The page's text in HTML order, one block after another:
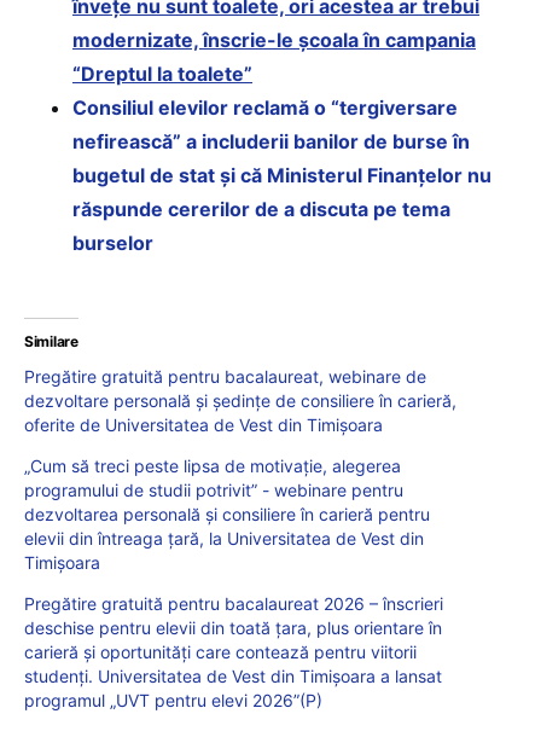
învețe nu sunt toalete, ori acestea ar trebui
modernizate, înscrie-le școala în campania
“Dreptul la toalete”
Consiliul elevilor reclamă o “tergiversare
nefirească” a includerii banilor de burse în
bugetul de stat și că Ministerul Finanțelor nu
răspunde cererilor de a discuta pe tema
burselor
Similare
Pregătire gratuită pentru bacalaureat, webinare de
dezvoltare personală și ședințe de consiliere în carieră,
oferite de Universitatea de Vest din Timișoara
„Cum să treci peste lipsa de motivație, alegerea
programului de studii potrivit” ​​- webinare pentru
dezvoltarea personală şi consiliere în carieră pentru
elevii din întreaga ţară, la Universitatea de Vest din
Timişoara
Pregătire gratuită pentru bacalaureat 2026 – înscrieri
deschise pentru elevii din toată țara, plus orientare în
carieră și oportunități care contează pentru viitorii
studenți. Universitatea de Vest din Timișoara a lansat
programul „UVT pentru elevi 2026”(P)